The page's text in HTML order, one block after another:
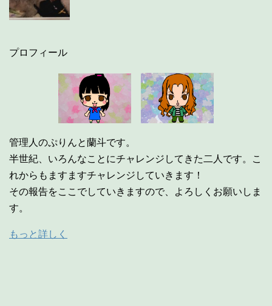
プロフィール
管理人のぷりんと蘭斗です。
半世紀、いろんなことにチャレンジしてきた二人です。こ
れからもますますチャレンジしていきます！
その報告をここでしていきますので、よろしくお願いしま
す。
もっと詳しく